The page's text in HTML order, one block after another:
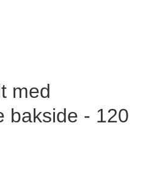
med
bakside - 120